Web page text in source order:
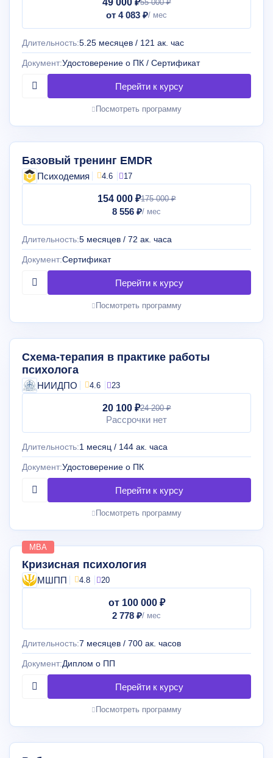
49 000 ₽55 000 ₽
от 4 083 ₽
Длительность:5.25 месяцев / 121 ак. час
Документ:Удостоверение о ПК / Сертификат
Посмотреть программу
Базовый тренинг EMDR
Психодемия 4.6 17
154 000 ₽175 000 ₽
8 556 ₽
Длительность:5 месяцев / 72 ак. часа
Документ:Сертификат
Посмотреть программу
Схема-терапия в практике работы
психолога
НИИДПО 4.6 23
20 100 ₽24 200 ₽
Рассрочки нет
Длительность:1 месяц / 144 ак. часа
Документ:Удостоверение о ПК
Посмотреть программу
MBA
Кризисная психология
МШПП 4.8 20
от 100 000 ₽
2 778 ₽
Длительность:7 месяцев / 700 ак. часов
Документ:Диплом о ПП
Посмотреть программу